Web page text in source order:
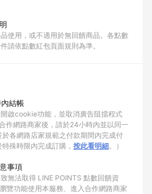
使用，或不適用於無回饋商品。各點數
請依點數紅包頁面規則為準。
結帳
啟cookie功能，並取消廣告阻擋程式
作網路商家後，請於24小時內並以同一
各網路店家規範之付款期間內完成付
殊時限內完成訂購， 按此看明細。）
事項
無法取得 LINE POINTS 點數回饋資
覽功能使用本服務、進入合作網路商家